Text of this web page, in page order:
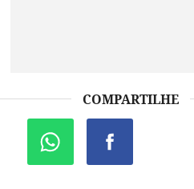
COMPARTILHE